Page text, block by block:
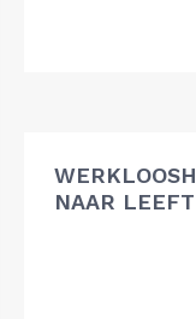
NAAR